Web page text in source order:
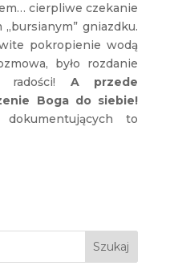
cierpliwe czekanie
„bursianym” gniazdku.
pokropienie wodą
było rozdanie
radości! A przede
Boga do siebie!
to